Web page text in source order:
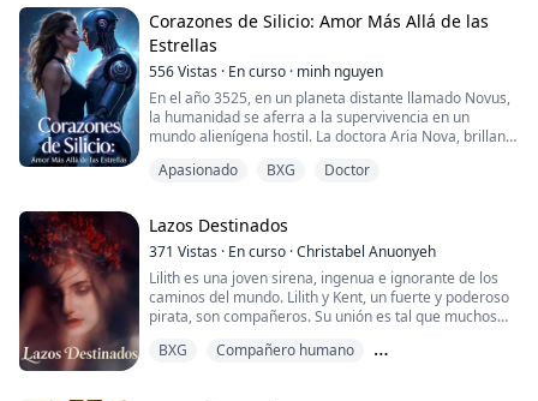
pasión innegable. ¿Conducirá su intensa conex...
Corazones de Silicio: Amor Más Allá de las
Estrellas
556Vistas · En curso · minh nguyen
En el año 3525, en un planeta distante llamado Novus,
la humanidad se aferra a la supervivencia en un
mundo alienígena hostil. La doctora Aria Nova, brillante
que podría asegurar nuestro futuro —o sellar nuestra
navegar por las traicioneras agu...
Apasionado BXG Doctor
Lazos Destinados
371 Vistas · En curso ·Christabel Anuonyeh
Lilith es una joven sirena, ingenua e ignorante de los
caminos del mundo. Lilith y Kent, un fuerte y poderoso
pirata, son compañeros. Su unión es tal que muchos
destinados por el destino, deben encontrar una
BXG
Compañero humano